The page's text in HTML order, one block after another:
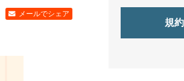
メールでシェア